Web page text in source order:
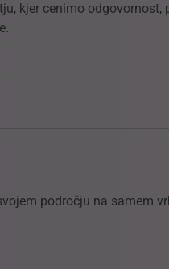
kjer cenimo odgovornost,
področju na samem